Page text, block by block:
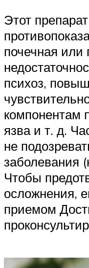
Этот
почечная или
психоз,
компонентам
язва и т. д.
не
заболевания
Чтобы
осложнения,
приемом